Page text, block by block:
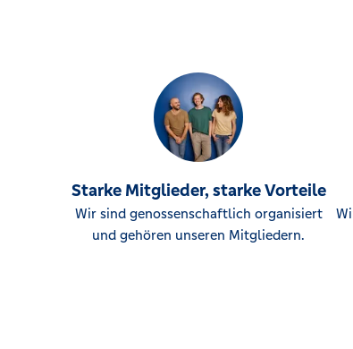
Starke Mitglieder, starke Vorteile
Wir sind genossenschaftlich organisiert
und gehören unseren Mitgliedern.